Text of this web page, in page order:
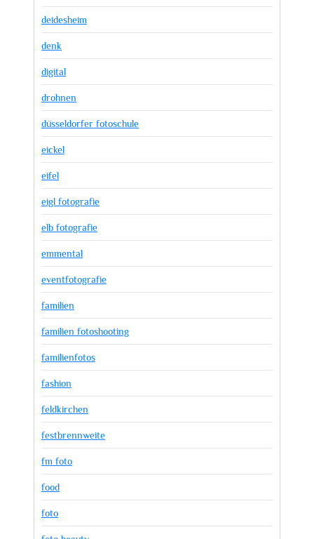
deidesheim
denk
digital
drohnen
düsseldorfer fotoschule
eickel
eifel
eigl fotografie
elb fotografie
emmental
eventfotografie
familien
familien fotoshooting
familienfotos
fashion
feldkirchen
festbrennweite
fm foto
food
foto